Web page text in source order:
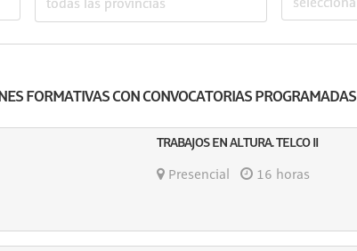
FORMATIVAS CON CONVOCATORIAS PROGRAMADAS
TRABAJOS EN ALTURA. TELCO II
Presencial 16 horas